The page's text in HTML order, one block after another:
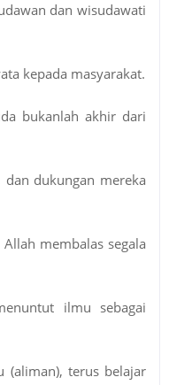
dan wisudawati
kepada masyarakat.
bukanlah akhir dari
dukungan mereka
membalas segala
ilmu sebagai
(aliman), terus belajar